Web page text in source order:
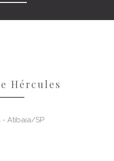
e Hércules
- Atibaia/SP